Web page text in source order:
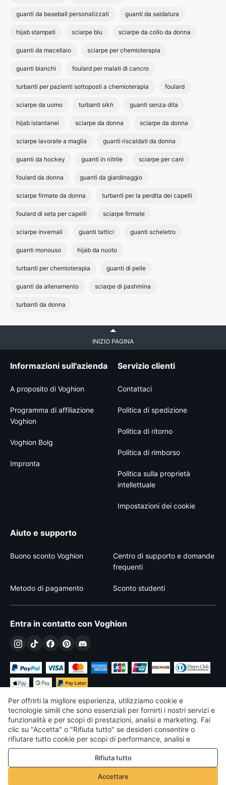
guanti da baseball personalizzati guanti da saldatura
hijab stampati sciarpe blu sciarpe da collo da donna
guanti da macellaio sciarpe per chemioterapia
guanti bianchi foulard per malati di cancro
turbanti per pazienti sottoposti a chemioterapia foulard
sciarpe da uomo turbanti sikh guanti senza dita
hijab istantanei sciarpe da donna sciarpe da donna
sciarpe lavorate a maglia guanti riscaldati da donna
guanti da hockey guanti in nitrile sciarpe per cani
foulard da donna guanti da giardinaggio
sciarpe firmate da donna turbanti per la perdita dei capelli
foulard di seta per capelli sciarpe firmate
sciarpe invernali guanti tattici guanti scheletro
guanti monouso hijab da nuoto
turbanti per chemioterapia guanti di pelle
guanti da allenamento sciarpe di pashmina
turbanti da donna
INIZIO PAGINA
Informazioni sull'azienda
A proposito di Voghion
Programma di affiliazione
Voghion
Voghion Bolg
Impronta
Servizio clienti
Contattaci
Politica di spedizione
Politica di ritorno
Politica di rimborso
Politica sulla proprietà
intellettuale
Impostazioni dei cookie
Aiuto e supporto
Buono sconto Voghion
Centro di supporto e domande
frequenti
Metodo di pagamento Sconto studenti
Entra in contatto con Voghion
€ EUR Italy
©2026 Voghion
Termini & Condizioni
Politica sulla privacy e sui cookie
Linee guida della community
Per offrirti la migliore esperienza, utilizziamo cookie e
tecnologie simili che sono essenziali per fornirti i nostri servizi e
funzionalità e per scopi di prestazioni, analisi e marketing. Fai
clic su "Accetta" o "Rifiuta tutto" se desideri consentire o
rifiutare tutto cookie per scopi di performance, analisi e
marketing. Per maggiori dettagli consultare la nostraPolitica
Rifiuta tutto
Accettare